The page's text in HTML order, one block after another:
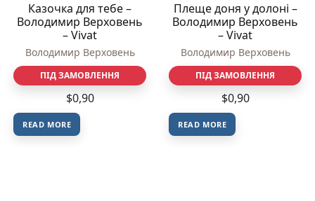
Казочка для тебе –
Володимир Верховень
– Vivat
Володимир Верховень
ПІД ЗАМОВЛЕННЯ
$0,90
READ MORE
Плеще доня у долоні –
Володимир Верховень
– Vivat
Володимир Верховень
ПІД ЗАМОВЛЕННЯ
$0,90
READ MORE